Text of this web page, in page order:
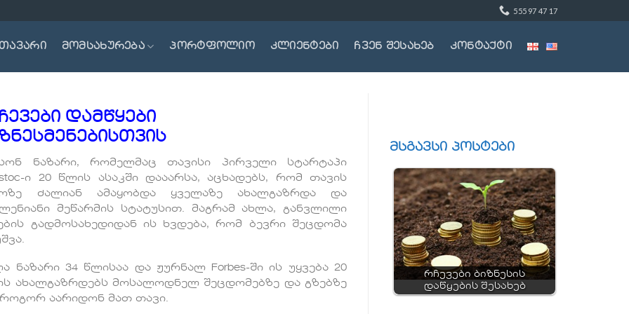
555 97 47 17
მომსახურება პორტფოლიო კლიენტები ჩვენ შესახებ კონტაქტი
დამწყები
ნაზარი, რომელმაც თავისი პირველი სტარტაპი
ი 20 წლის ასაკში დააარსა, აცხადებს, რომ თავის
ძალიან ამაყობდა ყველაზე ახალგაზრდა და
მეწარმის სტატუსით. მაგრამ ახლა, განვლილი
გადმოსახედიდან ის ხვდება, რომ ბევრი შეცდომა
ნაზარი 34 წლისაა და ჟურნალ Forbes-ში ის უყვება 20
ახალგაზრდებს მოსალოდნელ შეცდომებზე და გზებზე
აარიდონ მათ თავი.
მსგავსი პოსტები
რჩევები ბიზნესის
დაწყების შესახებ